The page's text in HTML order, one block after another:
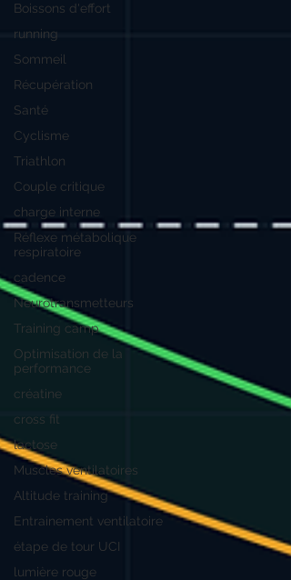
Boissons d'effort
running
Sommeil
Récupération
Santé
Cyclisme
Triathlon
Couple critique
charge interne
Réflexe métabolique
respiratoire
cadence
Neurotransmetteurs
Training camp
Optimisation de la
performance
créatine
cross fit
lactose
Muscles ventilatoires
Altitude training
Entrainement ventilatoire
étape de tour UCI
lumière rouge